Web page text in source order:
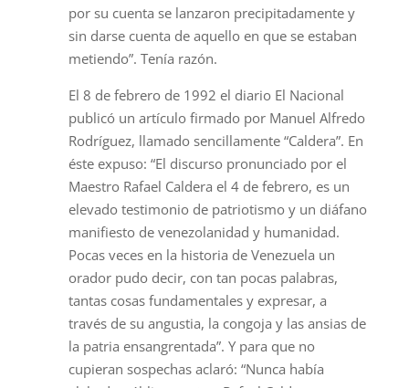
por su cuenta se lanzaron precipitadamente y
sin darse cuenta de aquello en que se estaban
metiendo”. Tenía razón.
El 8 de febrero de 1992 el diario El Nacional
publicó un artículo firmado por Manuel Alfredo
Rodríguez, llamado sencillamente “Caldera”. En
éste expuso: “El discurso pronunciado por el
Maestro Rafael Caldera el 4 de febrero, es un
elevado testimonio de patriotismo y un diáfano
manifiesto de venezolanidad y humanidad.
Pocas veces en la historia de Venezuela un
orador pudo decir, con tan pocas palabras,
tantas cosas fundamentales y expresar, a
través de su angustia, la congoja y las ansias de
la patria ensangrentada”. Y para que no
cupieran sospechas aclaró: “Nunca había